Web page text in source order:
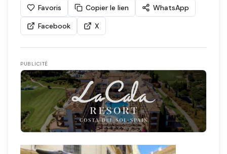
Favoris Copier le lien
WhatsApp
Facebook
X
PUBLICITÉ